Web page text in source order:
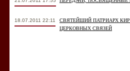
18.07.2011 22:11
СВЯТЕЙШИЙ ПАТРИАРХ
ЦЕРКОВНЫХ СВЯЗЕЙ